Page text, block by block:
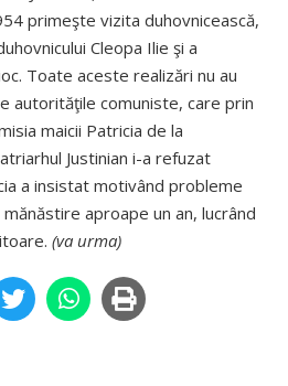
primeşte vizita duhovnicească,
Cleopa Ilie şi a
Toate aceste realizări nu au
autorităţile comuniste, care prin
maicii Patricia de la
Justinian i-a refuzat
a insistat motivând probleme
aproape un an, lucrând
(va urma)